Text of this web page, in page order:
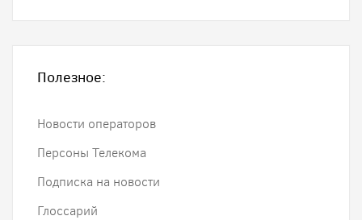
Полезное:
Новости операторов
Персоны Телекома
Подписка на новости
Глоссарий